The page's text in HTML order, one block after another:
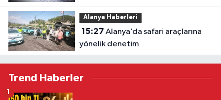
Alanya Haberleri
15:27
yönelik denetim
Trend Haberler
1